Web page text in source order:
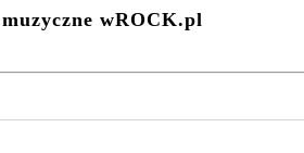
wROCK.pl